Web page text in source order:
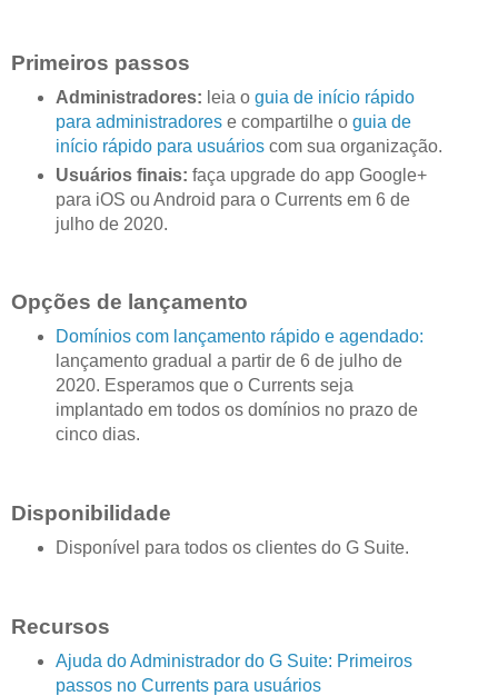
Primeiros passos
Administradores: leia o guia de início rápido
para administradorese compartilhe o guia de
início rápido para usuárioscom sua organização.
Usuários finais: faça upgrade do app Google+
para iOS ou Android para o Currents em 6 de
julho de 2020.
Opções de lançamento
Domínios com lançamento rápido e agendado:
lançamento gradual a partir de 6 de julho de
2020. Esperamos que o Currents seja
implantado em todos os domínios no prazo de
cinco dias.
Disponibilidade
Disponível para todos os clientes do G Suite.
Recursos
Ajuda do Administrador do G Suite: Primeiros
passos no Currents para usuários